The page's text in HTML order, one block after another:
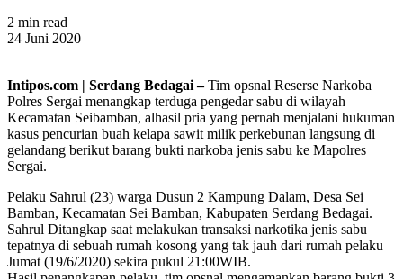
2 min read
24 Juni 2020
Intipos.com | Serdang Bedagai –Tim opsnal Reserse Narkoba
Polres Sergai menangkap terduga pengedar sabu di wilayah
Kecamatan Seibamban, alhasil pria yang pernah menjalani hukuman
kasus pencurian buah kelapa sawit milik perkebunan langsung di
gelandang berikut barang bukti narkoba jenis sabu ke Mapolres
Sergai.
Pelaku Sahrul (23) warga Dusun 2 Kampung Dalam, Desa Sei
Bamban, Kecamatan Sei Bamban, Kabupaten Serdang Bedagai.
Sahrul Ditangkap saat melakukan transaksi narkotika jenis sabu
tepatnya di sebuah rumah kosong yang tak jauh dari rumah pelaku
Jumat (19/6/2020) sekira pukul 21:00WIB.